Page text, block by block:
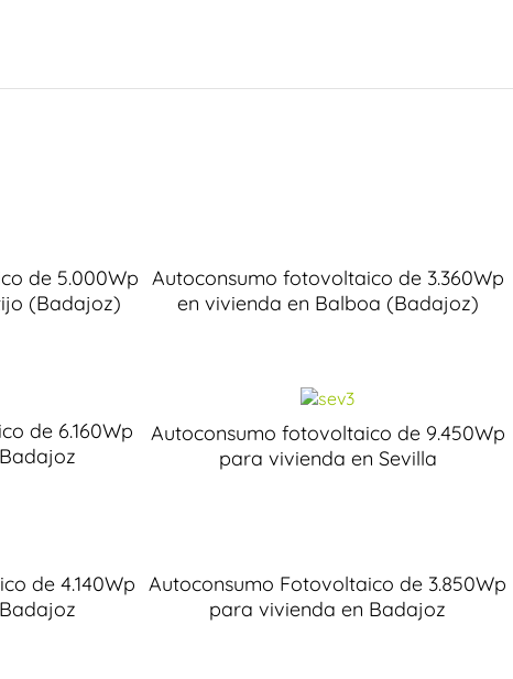
de 5.000Wp
(Badajoz)
Autoconsumo fotovoltaico de 3.360Wp
en vivienda en Balboa (Badajoz)
de 6.160Wp
Autoconsumo fotovoltaico de 9.450Wp
para vivienda en Sevilla
de 4.140Wp Autoconsumo Fotovoltaico de 3.850Wp
para vivienda en Badajoz